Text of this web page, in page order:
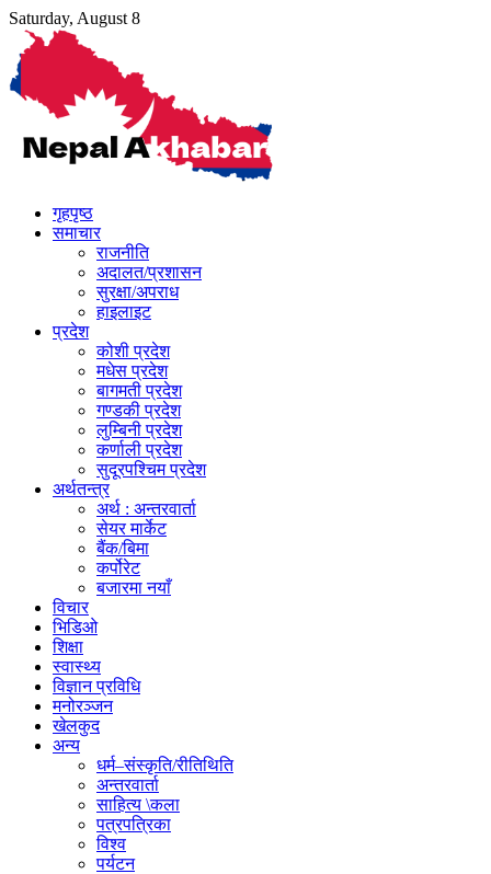
Skip
content
Saturday, August 8
गृहपृष्ठ
समाचार
राजनीति
अदालत/प्रशासन
सुरक्षा/अपराध
हाइलाइट
प्रदेश
कोशी प्रदेश
मधेस प्रदेश
बागमती प्रदेश
गण्डकी प्रदेश
लुम्बिनी प्रदेश
कर्णाली प्रदेश
सुदूरपश्चिम प्रदेश
अर्थतन्त्र
अर्थ : अन्तरवार्ता
सेयर मार्केट
बैंक/बिमा
कर्पोरेट
बजारमा नयाँ
विचार
भिडिओ
शिक्षा
स्वास्थ्य
विज्ञान प्रविधि
मनोरञ्जन
खेलकुद
अन्य
धर्म–संस्कृति/रीतिथिति
अन्तरवार्ता
साहित्य \कला
पत्रपत्रिका
विश्व
पर्यटन